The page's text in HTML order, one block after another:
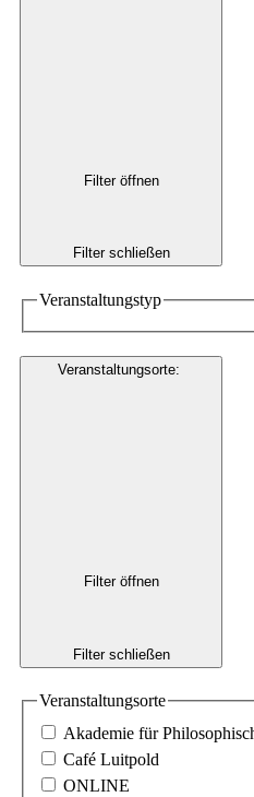
Filter öffnen
Filter schließen
Veranstaltungstyp
Veranstaltungsorte:
Filter öffnen
Filter schließen
Veranstaltungsorte
Akademie für
Café Luitpold
ONLINE